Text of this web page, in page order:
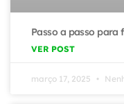
Passo a passo
VER POST
março 17, 2025